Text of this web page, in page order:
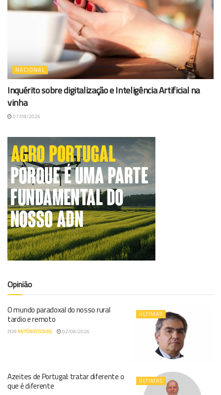
NACIONAL
Inquérito sobre digitalização e Inteligência Artificial na
vinha
07/08/2026
Opinião
ÚLTIMAS
O mundo paradoxal do nosso rural
tardio e remoto
PORANTÓNIO COVAS 02/08/2026
ÚLTIMAS
Azeites de Portugal: tratar diferente o
que é diferente